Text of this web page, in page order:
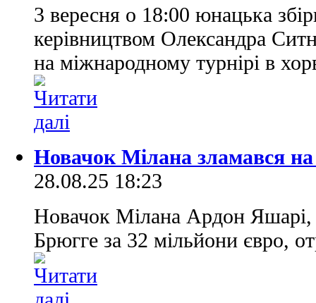
3 вересня о 18:00 юнацька
керівництвом Олександра
на міжнародному турнірі в
Новачок Мілана зламався на
28.08.25 18:23
Новачок Мілана Ардон Яшарі,
Брюгге за 32 мільйони євро,